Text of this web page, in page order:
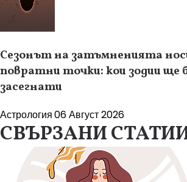
Сезонът на затъмненията
повратни точки: кои зодии ще
засегнати
Астрология06 Август 2026
СВЪРЗАНИ